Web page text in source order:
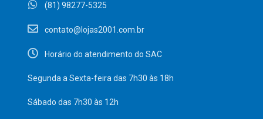
(81) 98277-5325
contato@lojas2001.com.br
Horário do atendimento do SAC
Segunda a Sexta-feira das 7h30 às 18h
Sábado das 7h30 às 12h